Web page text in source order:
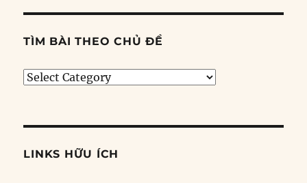
TÌM BÀI THEO CHỦ ĐỀ
Tìm
đề
LINKS HỮU ÍCH